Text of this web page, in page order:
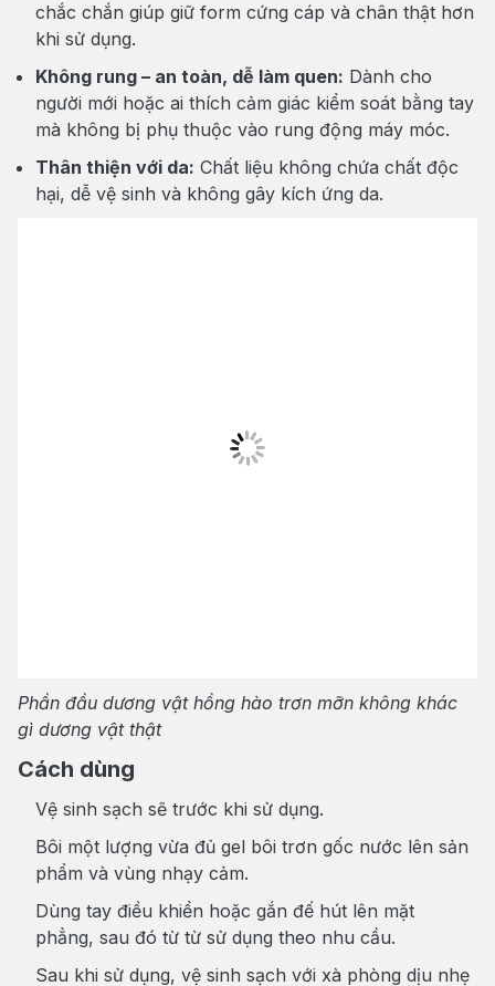
chắc chắn giúp giữ form cứng cáp và chân thật hơn
khi sử dụng.
Không rung – an toàn, dễ làm quen: Dành cho
người mới hoặc ai thích cảm giác kiểm soát bằng tay
mà không bị phụ thuộc vào rung động máy móc.
Thân thiện với da: Chất liệu không chứa chất độc
hại, dễ vệ sinh và không gây kích ứng da.
Phần đầu dương vật hồng hào trơn mỡn không khác
gì dương vật thật
Cách dùng
Vệ sinh sạch sẽ trước khi sử dụng.
Bôi một lượng vừa đủ gel bôi trơn gốc nước lên sản
phẩm và vùng nhạy cảm.
Dùng tay điều khiển hoặc gắn đế hút lên mặt
phẳng, sau đó từ từ sử dụng theo nhu cầu.
Sau khi sử dụng, vệ sinh sạch với xà phòng dịu nhẹ